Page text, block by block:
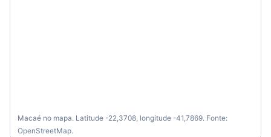
Macaé no mapa. Latitude -22,3708, longitude -41,7869. Fonte:
OpenStreetMap.